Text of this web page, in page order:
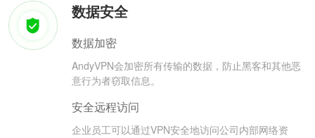
数据安全
数据加密
AndyVPN会加密所有传输的数据，防止黑客和其他恶
意行为者窃取信息。
安全远程访问
企业员工可以通过VPN安全地访问公司内部网络资